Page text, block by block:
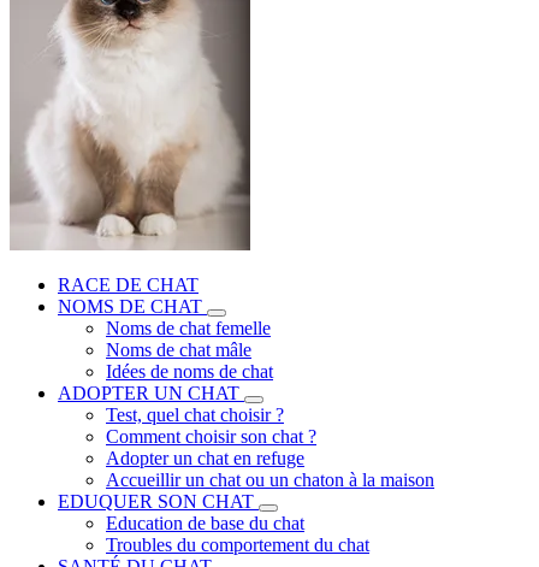
RACE DE CHAT
NOMS DE CHAT
Noms de chat femelle
Noms de chat mâle
Idées de noms de chat
ADOPTER UN CHAT
Test, quel chat choisir ?
Comment choisir son chat ?
Adopter un chat en refuge
Accueillir un chat ou un chaton à la maison
EDUQUER SON CHAT
Education de base du chat
Troubles du comportement du chat